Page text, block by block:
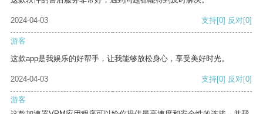
2024-04-03 支持[0] 反对[0]
游客
这款app是我娱乐的好帮手，让我能够放松身心，享受美好时光。
2024-04-03 支持[0] 反对[0]
游客